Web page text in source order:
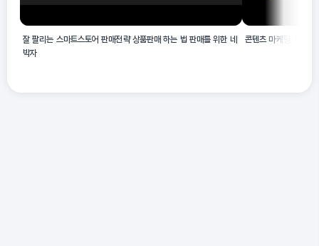
잘 팔리는 스마트스토어 판매전략 상품판매 하는 법 판매를 위한 네
박자
콘텐츠 마케팅, 막막